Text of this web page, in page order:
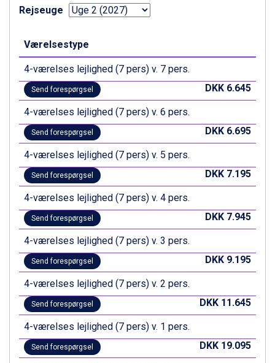
Ischgl fra DKK 7.095
St. Anton fra DKK 7.245
Livigno fra DKK 4.145
Canazei fra DKK 4.745
Ponte di Legno fra DKK 4.745
Bad Gastein fra DKK 4.195
Alleghe fra DKK 5.595
Sauze dOulx fra DKK 4.045
Arabba fra DKK 7.045
La Thuile fra DKK 4.595
Val Thorens fra DKK 5.395
Cervinia fra DKK 5.295
Sölden fra DKK 8.445
Bad Hofgastein fra DKK 5.495
Passo Tonale fra DKK 3.795
Saalbach fra DKK 5.945
Champoluc fra DKK 3.795
Sestriere fra DKK 4.395
Fieberbrunn fra DKK 6.145
Wagrain fra DKK 4.645
Ischgl fra DKK 7.095
St. Anton fra DKK 7.245
Zell am See fra DKK 4.095
Livigno fra DKK 4.145
Canazei fra DKK 4.745
Ponte di Legno fra DKK 4.745
Rejseuge
Værelsestype
4-værelses lejlighed (7 pers) v. 7 pers.
Send forespørgsel DKK 6.645
4-værelses lejlighed (7 pers) v. 6 pers.
Send forespørgsel DKK 6.695
4-værelses lejlighed (7 pers) v. 5 pers.
Send forespørgsel DKK 7.195
4-værelses lejlighed (7 pers) v. 4 pers.
Send forespørgsel DKK 7.945
4-værelses lejlighed (7 pers) v. 3 pers.
Send forespørgsel DKK 9.195
4-værelses lejlighed (7 pers) v. 2 pers.
Send forespørgsel DKK 11.645
4-værelses lejlighed (7 pers) v. 1 pers.
Send forespørgsel DKK 19.095